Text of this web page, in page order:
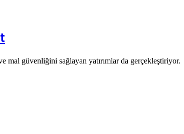
mal güvenliğini sağlayan yatırımlar da gerçekleştiriyor.